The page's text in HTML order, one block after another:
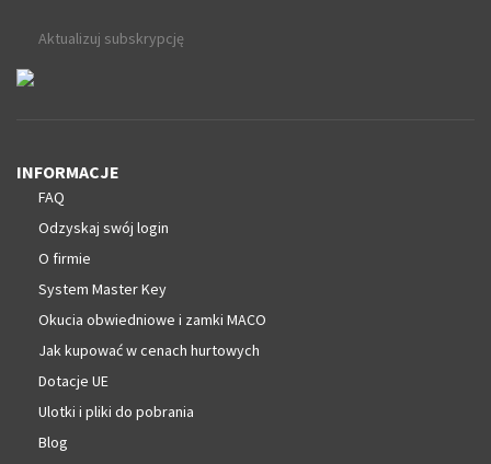
Aktualizuj subskrypcję
INFORMACJE
FAQ
Odzyskaj swój login
O firmie
System Master Key
Okucia obwiedniowe i zamki MACO
Jak kupować w cenach hurtowych
Dotacje UE
Ulotki i pliki do pobrania
Blog